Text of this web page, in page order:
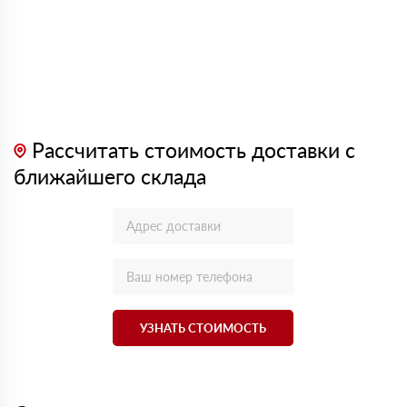
Рассчитать стоимость доставки с
ближайшего склада
УЗНАТЬ СТОИМОСТЬ